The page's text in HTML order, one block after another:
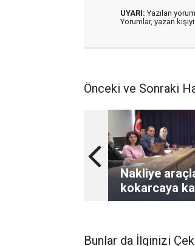
UYARI: Yazılan
Yorumlar, yazan
Önceki ve Sonraki
Nakliye
kokarcaya
Bunlar da İlginizi